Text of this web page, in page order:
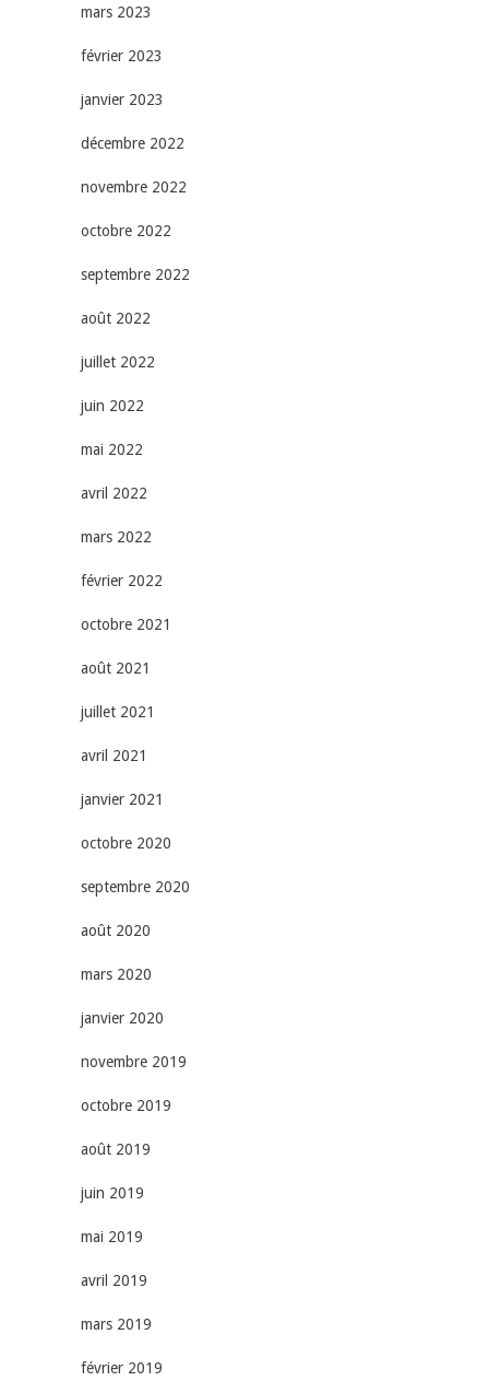
mars 2023
février 2023
janvier 2023
décembre 2022
novembre 2022
octobre 2022
septembre 2022
août 2022
juillet 2022
juin 2022
mai 2022
avril 2022
mars 2022
février 2022
octobre 2021
août 2021
juillet 2021
avril 2021
janvier 2021
octobre 2020
septembre 2020
août 2020
mars 2020
janvier 2020
novembre 2019
octobre 2019
août 2019
juin 2019
mai 2019
avril 2019
mars 2019
février 2019